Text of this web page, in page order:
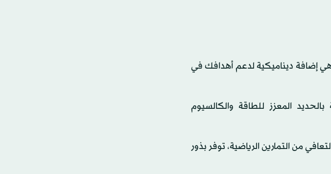
قلوب القنب المقشورة، 35 غرامًا من البروتين لكل 100 غرام، وهي إضافة ديناميكية لدعم أهدافك في
المعزز للطاقة والكالسيوم
في تناول أوميغا 6 إلى الالتهاب وإعاقة التعافي من التمارين الرياضية، توفر بذور